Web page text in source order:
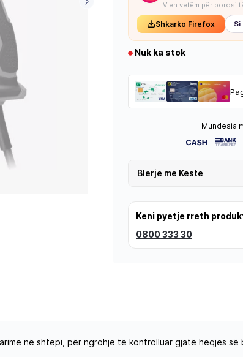
Vlen vetëm për porosi
Shkarko Firefox Si
Nuk ka stok
Mundësia
Blerje me Keste
Keni pyetje rreth
0800 333 30
në shtëpi, për ngrohje të kontrolluar gjatë heqjes